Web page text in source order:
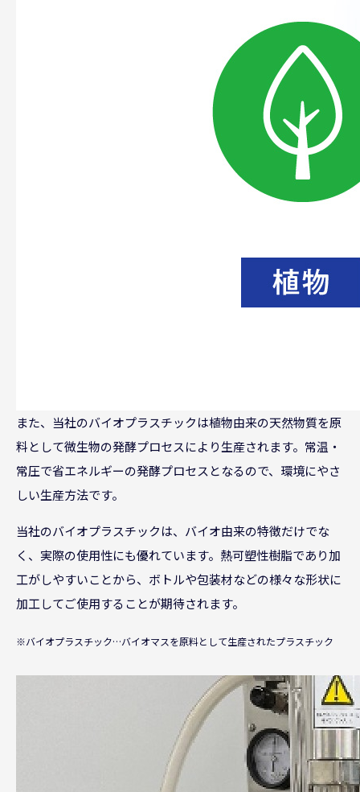
また、当社のバイオプラスチックは植物由来の天然物質を原
料として微生物の発酵プロセスにより生産されます。常温・
常圧で省エネルギーの発酵プロセスとなるので、環境にやさ
しい生産方法です。
当社のバイオプラスチックは、バイオ由来の特徴だけでな
く、実際の使用性にも優れています。熱可塑性樹脂であり加
工がしやすいことから、ボトルや包装材などの様々な形状に
加工してご使用することが期待されます。
※バイオプラスチック…バイオマスを原料として生産されたプラスチック